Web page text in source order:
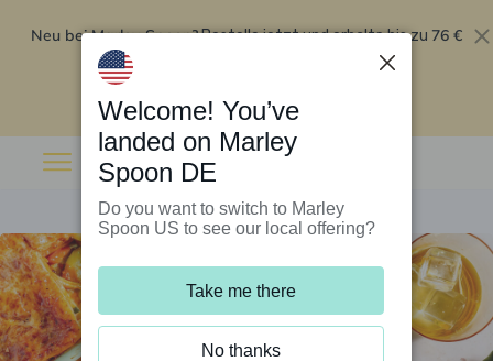
Neu bei Marley Spoon?Bestelle jetzt und erhalte bis zu 76 €
Rabatt auf deine ersten fünf Boxen
Welcome! You’ve
landed on Marley
Spoon DE
Do you want to switch to Marley
Spoon US to see our local offering?
Take me there
No thanks